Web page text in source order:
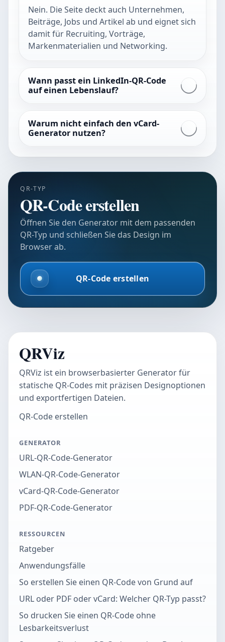
Nein. Die Seite deckt auch Unternehmen,
Beiträge, Jobs und Artikel ab und eignet sich
damit für Recruiting, Vorträge,
Markenmaterialien und Networking.
Wann passt ein LinkedIn-QR-Code
auf einen Lebenslauf?
Warum nicht einfach den vCard-
Generator nutzen?
QR-TYP
QR-Code erstellen
Öffnen Sie den Generator mit dem passenden
QR-Typ und schließen Sie das Design im
Browser ab.
QR-Code erstellen
QRViz
QRViz ist ein browserbasierter Generator für
statische QR-Codes mit präzisen Designoptionen
und exportfertigen Dateien.
QR-Code erstellen
GENERATOR
URL-QR-Code-Generator
WLAN-QR-Code-Generator
vCard-QR-Code-Generator
PDF-QR-Code-Generator
RESSOURCEN
Ratgeber
Anwendungsfälle
So erstellen Sie einen QR-Code von Grund auf
URL oder PDF oder vCard: Welcher QR-Typ passt?
So drucken Sie einen QR-Code ohne
Lesbarkeitsverlust